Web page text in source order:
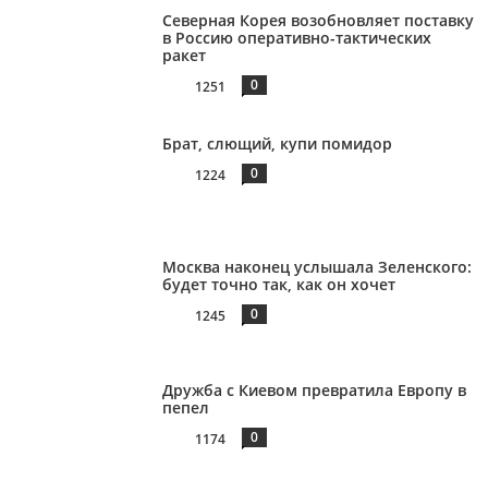
Северная Корея возобновляет поставку
в Россию оперативно-тактических
ракет
1251 0
Брат, слющий, купи помидор
1224 0
Москва наконец услышала Зеленского:
будет точно так, как он хочет
1245 0
Дружба с Киевом превратила Европу в
пепел
1174 0